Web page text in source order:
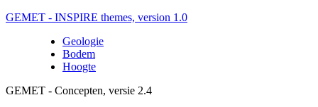
GEMET - INSPIRE themes, version 1.0
Geologie
Bodem
Hoogte
GEMET - Concepten, versie 2.4